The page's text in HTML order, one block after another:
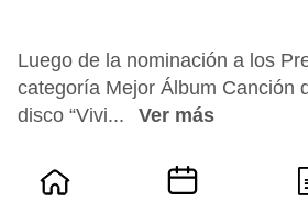
Luego de la nominación a los
categoría Mejor Álbum Canción
disco “Vivi...
Ver más